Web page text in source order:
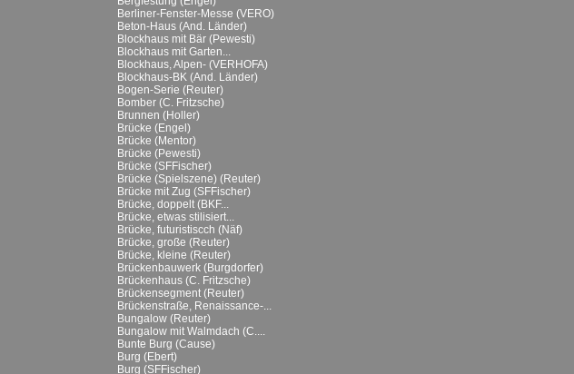
Berliner-Fenster-Messe (VERO)
Beton-Haus (And. Länder)
Blockhaus mit Bär (Pewesti)
Blockhaus mit Garten...
Blockhaus, Alpen- (VERHOFA)
Blockhaus-BK (And. Länder)
Bogen-Serie (Reuter)
Bomber (C. Fritzsche)
Brunnen (Holler)
Brücke (Engel)
Brücke (Mentor)
Brücke (Pewesti)
Brücke (SFFischer)
Brücke (Spielszene) (Reuter)
Brücke mit Zug (SFFischer)
Brücke, doppelt (BKF...
Brücke, etwas stilisiert...
Brücke, futuristiscch (Näf)
Brücke, große (Reuter)
Brücke, kleine (Reuter)
Brückenbauwerk (Burgdorfer)
Brückenhaus (C. Fritzsche)
Brückensegment (Reuter)
Brückenstraße, Renaissance-...
Bungalow (Reuter)
Bungalow mit Walmdach (C....
Bunte Burg (Cause)
Burg (Ebert)
Burg (SFFischer)